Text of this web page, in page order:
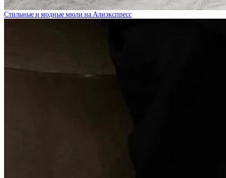
Стильные и модные мюли на Алиэкспресс